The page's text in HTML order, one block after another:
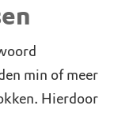
min of meer
Hierdoor